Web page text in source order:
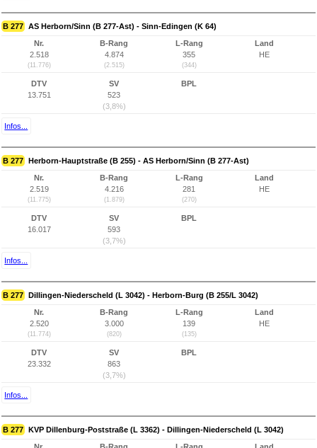
B 277 AS Herborn/Sinn (B 277-Ast) - Sinn-Edingen (K 64)
Nr.
2.518
(11.776)
B-Rang
4.874
(2.515)
L-Rang
355
(344)
Land
HE
DTV
13.751
SV
523
(3,8%)
BPL
Infos...
B 277 Herborn-Hauptstraße (B 255) - AS Herborn/Sinn (B 277-Ast)
Nr.
2.519
(11.775)
B-Rang
4.216
(1.879)
L-Rang
281
(270)
Land
HE
DTV
16.017
SV
593
(3,7%)
BPL
Infos...
B 277 Dillingen-Niederscheld (L 3042) - Herborn-Burg (B 255/L 3042)
Nr.
2.520
(11.774)
B-Rang
3.000
(820)
L-Rang
139
(135)
Land
HE
DTV
23.332
SV
863
(3,7%)
BPL
Infos...
B 277 KVP Dillenburg-Poststraße (L 3362) - Dillingen-Niederscheld (L 3042)